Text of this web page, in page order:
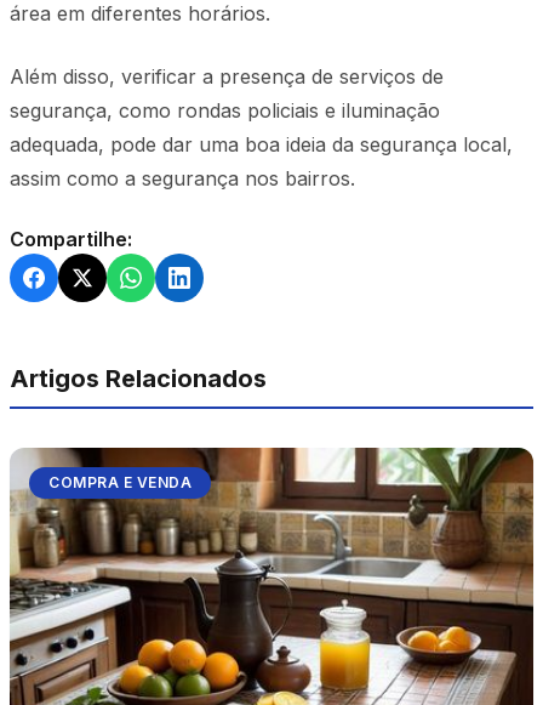
área em diferentes horários.
Além disso, verificar a presença de serviços de
segurança, como rondas policiais e iluminação
adequada, pode dar uma boa ideia da segurança local,
assim como a segurança nos bairros.
Compartilhe:
Artigos Relacionados
COMPRA E VENDA